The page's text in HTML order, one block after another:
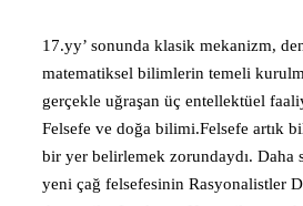
17.yy’ sonunda klasik mekanizm,
matematiksel bilimlerin temeli
gerçekle uğraşan üç entellektüel
Felsefe ve doğa bilimi.Felsefe artık
bir yer belirlemek zorundaydı. Daha
yeni çağ felsefesinin Rasyonalistler